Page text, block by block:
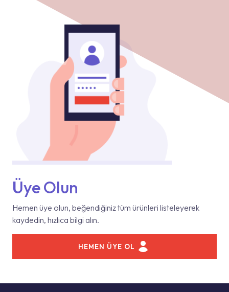
Üye Olun
Hemen üye olun, beğendiğiniz tüm ürünleri listeleyerek
kaydedin, hızlıca bilgi alın.
HEMEN ÜYE OL